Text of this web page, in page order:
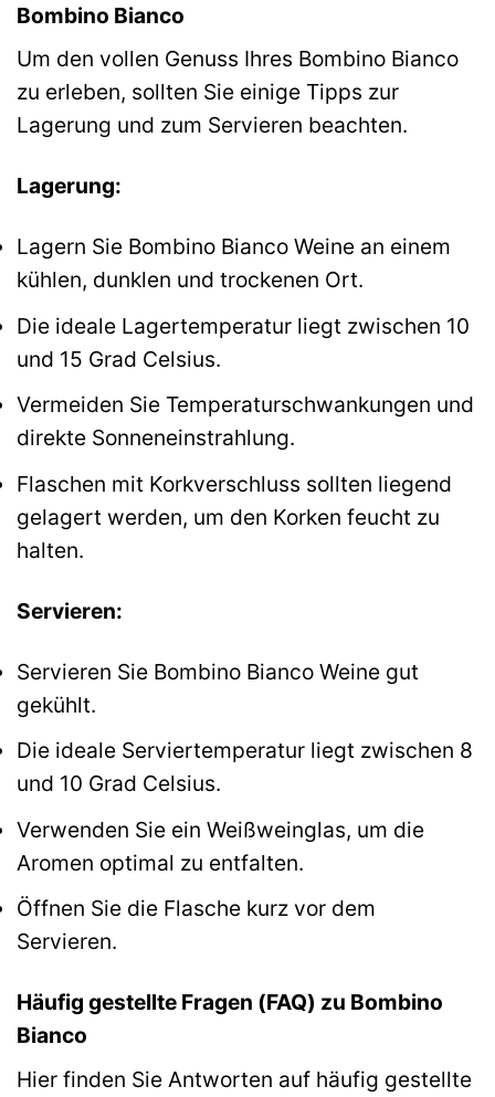
Bombino Bianco
Um den vollen Genuss Ihres Bombino Bianco
zu erleben, sollten Sie einige Tipps zur
Lagerung und zum Servieren beachten.
Lagerung:
Lagern Sie Bombino Bianco Weine an einem
kühlen, dunklen und trockenen Ort.
Die ideale Lagertemperatur liegt zwischen 10
und 15 Grad Celsius.
Vermeiden Sie Temperaturschwankungen und
direkte Sonneneinstrahlung.
Flaschen mit Korkverschluss sollten liegend
gelagert werden, um den Korken feucht zu
halten.
Servieren:
Servieren Sie Bombino Bianco Weine gut
gekühlt.
Die ideale Serviertemperatur liegt zwischen 8
und 10 Grad Celsius.
Verwenden Sie ein Weißweinglas, um die
Aromen optimal zu entfalten.
Öffnen Sie die Flasche kurz vor dem
Servieren.
Häufig gestellte Fragen (FAQ) zu Bombino
Bianco
Hier finden Sie Antworten auf häufig gestellte